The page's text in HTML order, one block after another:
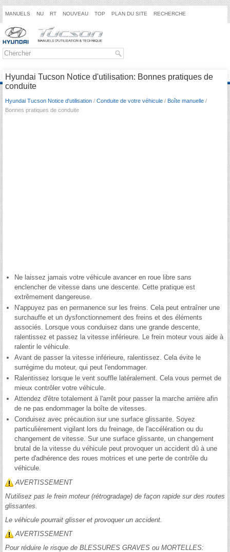
MANUELS NU RT NOUVEAU TOP PLAN DU SITE RECHERCHE
Hyundai Tucson Notice d'utilisation: Bonnes pratiques de
conduite
Hyundai Tucson Notice d'utilisation / Conduite de votre véhicule / Boîte manuelle /
Bonnes pratiques de conduite
Ne laissez jamais votre véhicule avancer en roue libre sans
enclencher de vitesse dans une descente. Cette pratique est
extrêmement dangereuse.
N'appuyez pas en permanence sur les freins. Cela peut entraîner une
surchauffe et un dysfonctionnement des freins et des éléments
associés. Lorsque vous conduisez dans une grande descente,
ralentissez et passez la vitesse inférieure. Le frein moteur vous aide à
ralentir le véhicule.
Avant de passer la vitesse inférieure, ralentissez. Cela évite le
surrégime du moteur, qui peut l'endommager.
Ralentissez lorsque le vent souffle latéralement. Cela vous permet de
mieux contrôler votre véhicule.
Attendez d'être totalement à l'arrêt pour passer la marche arrière afin
de ne pas endommager la boîte de vitesses.
Conduisez avec précaution sur une surface glissante. Soyez
particulièrement vigilant lors du freinage, de l'accélération ou du
changement de vitesse. Sur une surface glissante, un changement
brutal de la vitesse du véhicule peut provoquer un accident dû à une
perte d'adhérence des roues motrices et une perte de contrôle du
véhicule.
AVERTISSEMENT
N'utilisez pas le frein moteur (rétrogradage) de façon rapide sur des routes
glissantes.
Le véhicule pourrait glisser et provoquer un accident.
AVERTISSEMENT
Pour réduire le risque de BLESSURES GRAVES ou MORTELLES: